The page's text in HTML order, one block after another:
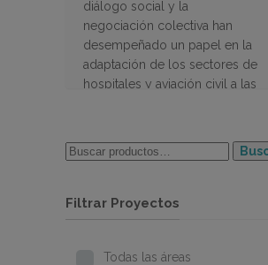
diálogo social y la
negociación colectiva han
desempeñado un papel en la
adaptación de los sectores de
hospitales y aviación civil a las
la UE
Filtrar Proyectos
Todas las áreas